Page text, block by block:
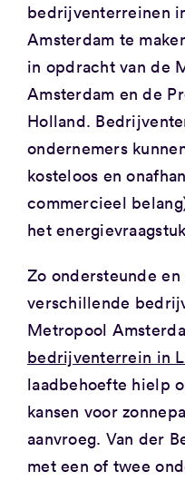
bedrijventerreinen
Amsterdam te
in opdracht van de
Amsterdam en de
Holland.
ondernemers
kosteloos en
commercieel
het
Zo ondersteunde
verschillende
Metropool
bedrijventerrein in
laadbehoefte hielp
kansen voor
aanvroeg. Van der
met een of twee